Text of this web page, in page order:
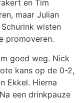
en Tim
maar Julian
wisten
promoveren.
goed weg. Nick
kans op de 0-2,
Ekkel. Hierna
een drinkpauze